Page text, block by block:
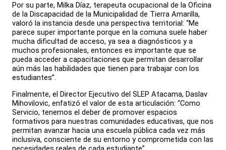
Por su parte, Milka Díaz, terapeuta ocupacional de la Oficina
de la Discapacidad de la Municipalidad de Tierra Amarilla,
valoró la instancia desde una perspectiva territorial: “Me
parece super importante porque en la comuna suele haber
mucha dificultad de acceso, ya sea a diagnósticos y a
muchos profesionales, entonces es importante que se
pueda acceder a capacitaciones que permitan desarrollar
aún más las habilidades que tienen para trabajar con los
estudiantes”.
Finalmente, el Director Ejecutivo del SLEP Atacama, Daslav
Mihovilovic, enfatizó el valor de esta articulación: “Como
Servicio, tenemos el deber de promover espacios
formativos para nuestras comunidades educativas, que nos
permitan avanzar hacia una escuela pública cada vez más
inclusiva, consciente de su entorno y comprometida con las